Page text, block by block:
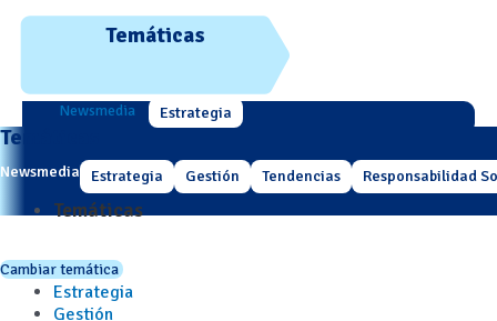
Temáticas
Newsmedia Estrategia
Temáticas
Newsmedia Estrategia Gestión Tendencias Responsabilidad
Temáticas
Cambiar temática
Estrategia
Gestión